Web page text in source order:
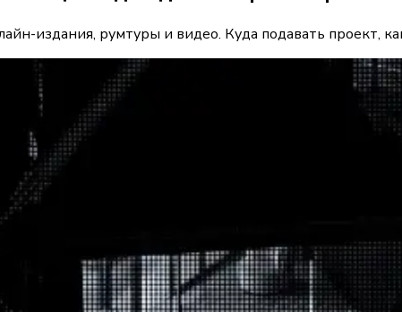
издания, румтуры и видео. Куда подавать проект,